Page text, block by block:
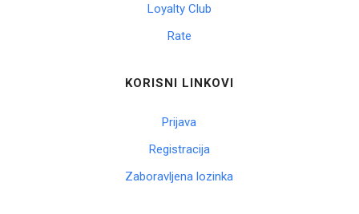
Loyalty Club
Rate
KORISNI LINKOVI
Prijava
Registracija
Zaboravljena lozinka